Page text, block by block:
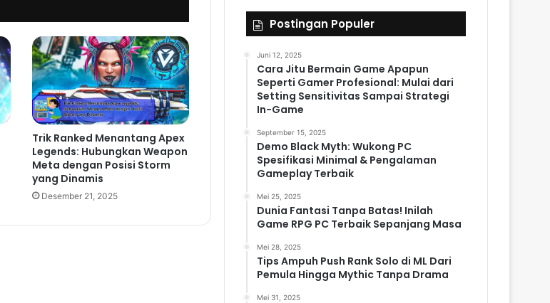
Trik Ranked Menantang Apex
Legends: Hubungkan Weapon
Meta dengan Posisi Storm
yang Dinamis
Desember 21, 2025
Postingan Populer
Juni 12, 2025
Cara Jitu Bermain Game Apapun
Seperti Gamer Profesional: Mulai dari
Setting Sensitivitas Sampai Strategi
In-Game
September 15, 2025
Demo Black Myth: Wukong PC
Spesifikasi Minimal & Pengalaman
Gameplay Terbaik
Mei 25, 2025
Dunia Fantasi Tanpa Batas! Inilah
Game RPG PC Terbaik Sepanjang Masa
Mei 28, 2025
Tips Ampuh Push Rank Solo di ML Dari
Pemula Hingga Mythic Tanpa Drama
Mei 31, 2025